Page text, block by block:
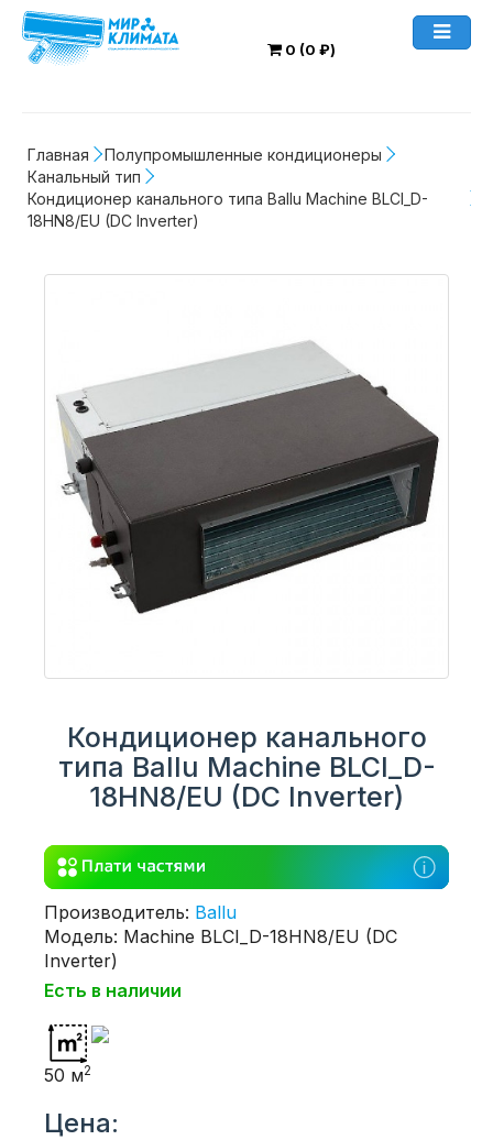
0 (0 ₽)
Главная
Полупромышленные кондиционеры
Канальный тип
Кондиционер канального типа Ballu Machine BLCI_D-
18HN8/EU (DC Inverter)
Кондиционер канального
типа Ballu Machine BLCI_D-
18HN8/EU (DC Inverter)
Производитель: Ballu
Модель: Machine BLCI_D-18HN8/EU (DC
Inverter)
Есть в наличии
50 м2
Цена: